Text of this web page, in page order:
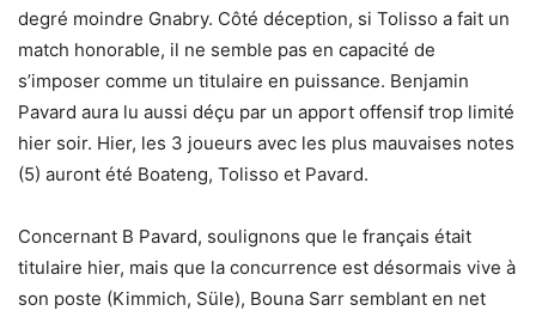
degré moindre Gnabry. Côté déception, si Tolisso a fait un
match honorable, il ne semble pas en capacité de
s’imposer comme un titulaire en puissance. Benjamin
Pavard aura lu aussi déçu par un apport offensif trop limité
hier soir. Hier, les 3 joueurs avec les plus mauvaises notes
(5) auront été Boateng, Tolisso et Pavard.
Concernant B Pavard, soulignons que le français était
titulaire hier, mais que la concurrence est désormais vive à
son poste (Kimmich, Süle), Bouna Sarr semblant en net